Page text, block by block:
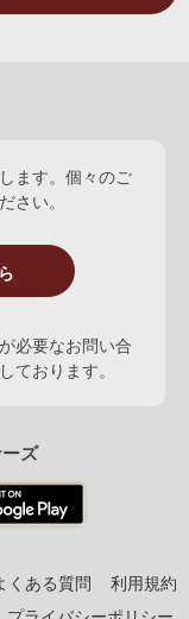
ます。個々のご
さい。
必要なお問い合
ております。
ズ
くある質問
利用規約